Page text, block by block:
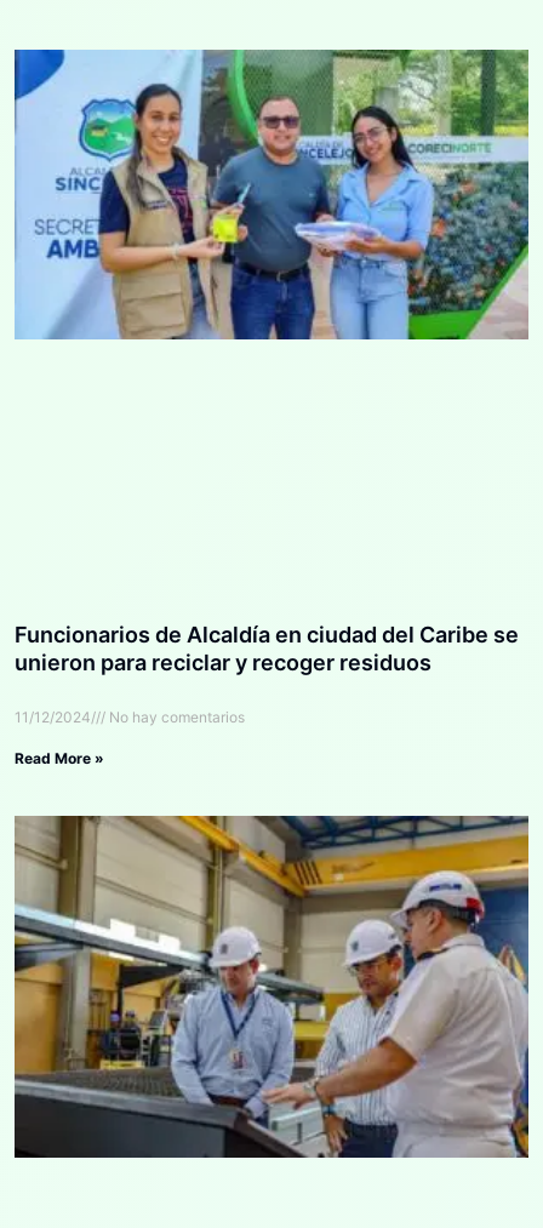
Funcionarios de Alcaldía en ciudad del Caribe se
unieron para reciclar y recoger residuos
11/12/2024 No hay comentarios
Read More »